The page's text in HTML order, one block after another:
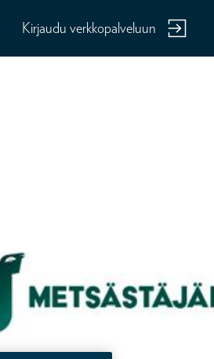
Kirjaudu verkkopalveluun